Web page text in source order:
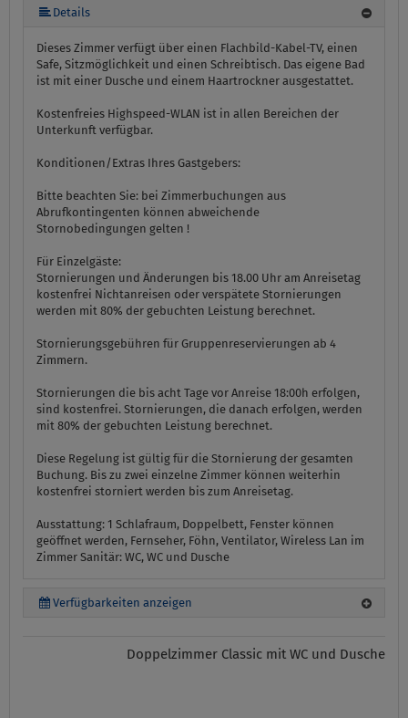
mehr (5 ) »
Details
Dieses Zimmer verfügt über einen Flachbild-Kabel-TV, einen
Safe, Sitzmöglichkeit und einen Schreibtisch. Das eigene Bad
ist mit einer Dusche und einem Haartrockner ausgestattet.
Kostenfreies Highspeed-WLAN ist in allen Bereichen der
Unterkunft verfügbar.
Konditionen/Extras Ihres Gastgebers:
Bitte beachten Sie: bei Zimmerbuchungen aus
Abrufkontingenten können abweichende
Stornobedingungen gelten !
Für Einzelgäste:
Stornierungen und Änderungen bis 18.00 Uhr am Anreisetag
kostenfrei Nichtanreisen oder verspätete Stornierungen
werden mit 80% der gebuchten Leistung berechnet.
Stornierungsgebühren für Gruppenreservierungen ab 4
Zimmern.
Stornierungen die bis acht Tage vor Anreise 18:00h erfolgen,
sind kostenfrei. Stornierungen, die danach erfolgen, werden
mit 80% der gebuchten Leistung berechnet.
Diese Regelung ist gültig für die Stornierung der gesamten
Buchung. Bis zu zwei einzelne Zimmer können weiterhin
kostenfrei storniert werden bis zum Anreisetag.
Ausstattung: 1 Schlafraum, Doppelbett, Fenster können
geöffnet werden, Fernseher, Föhn, Ventilator, Wireless Lan im
Zimmer Sanitär: WC, WC und Dusche
Verfügbarkeiten anzeigen
Doppelzimmer Classic mit WC und Dusche